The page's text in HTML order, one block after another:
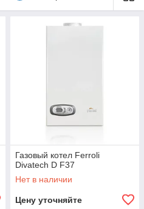
Газовый котел Ferroli
Divatech D F37
Нет в наличии
Цену уточняйте